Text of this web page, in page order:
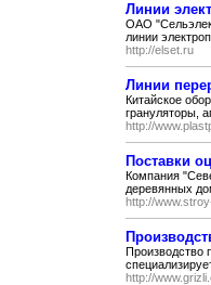
Линии
ОАО
линии
http://elset.ru
Линии
Китайское
грануляторы,
http://
Поставки
Компания
деревянных
http://
Производство
http://